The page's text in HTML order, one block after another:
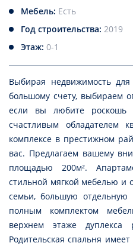
Мебель: Есть
Год строительства: 2019
Этаж: 0-1
Выбирая недвижимость
большому счету, выбираем
если вы любите роскошь
счастливым обладателем
комплексе в престижном
вас. Предлагаем вашему
площадью 200м².
стильной мягкой мебелью и
семьи, большую отдельную
полным комплектом
верхнем этаже дуплекса
Родительская спальня